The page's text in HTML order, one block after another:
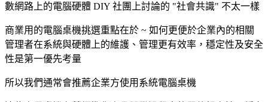
數網路上的電腦硬體 DIY 社團上討論的 "社會共識" 不太一樣
商業用的電腦桌機挑選重點在於 ~ 如何更便於企業內的相關
管理者在系統與硬體上的維護、管理更有效率，穩定性及安全
性是第一優先考量
所以我們通常會推薦企業方使用系統電腦桌機